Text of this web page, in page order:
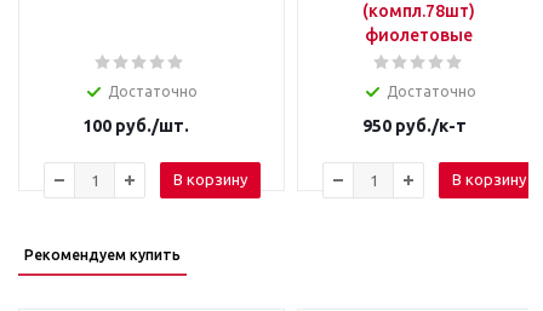
Достаточно
100 руб./шт.
В корзину
(компл.78шт)
фиолетовые
Достаточно
950 руб./к-т
В корзину
Рекомендуем купить